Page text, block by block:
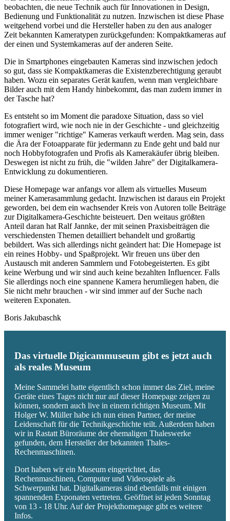
beobachten, die neue Technik auch für Innovationen in Design,
Bedienung und Funktionalität zu nutzen. Inzwischen ist diese Phase
weitgehend vorbei und die Hersteller haben zu den aus analoger
Zeit bekannten Kameratypen zurückgefunden: Kompaktkameras auf
der einen und Systemkameras auf der anderen Seite.
Die in Smartphones eingebauten Kameras sind inzwischen jedoch
so gut, dass sie Kompaktkameras die Existenzberechtigung geraubt
haben. Wozu ein separates Gerät kaufen, wenn man vergleichbare
Bilder auch mit dem Handy hinbekommt, das man zudem immer in
der Tasche hat?
Es entsteht so im Moment die paradoxe Situation, dass so viel
fotografiert wird, wie noch nie in der Geschichte - und gleichzeitig
immer weniger "richtige" Kameras verkauft werden. Mag sein, dass
die Ära der Fotoapparate für jedermann zu Ende geht und bald nur
noch Hobbyfotografen und Profis als Kamerakäufer übrig bleiben.
Deswegen ist nicht zu früh, die "wilden Jahre" der Digitalkamera-
Entwicklung zu dokumentieren.
Diese Homepage war anfangs vor allem als virtuelles Museum
meiner Kamerasammlung gedacht. Inzwischen ist daraus ein Projekt
geworden, bei dem ein wachsender Kreis von Autoren tolle Beiträge
zur Digitalkamera-Geschichte beisteuert. Den weitaus größten
Anteil daran hat Ralf Jannke, der mit seinen Praxisbeiträgen die
verschiedensten Themen detailliert behandelt und großartig
bebildert. Was sich allerdings nicht geändert hat: Die Homepage ist
ein reines Hobby- und Spaßprojekt. Wir freuen uns über den
Austausch mit anderen Sammlern und Fotobegeisterten. Es gibt
keine Werbung und wir sind auch keine bezahlten Influencer. Falls
Sie allerdings noch eine spannene Kamera herumliegen haben, die
Sie nicht mehr brauchen - wir sind immer auf der Suche nach
weiteren Exponaten.
Boris Jakubaschk
Das virtuelle Digicammuseum gibt es jetzt auch
als reales Museum
Meine Sammelei hatte eigentlich schon immer das Ziel, meine
Geräte eines Tages nicht nur auf dieser Homepage zeigen zu
können, sondern auch live in einem richtigen Museum. Mit
Holger W. Müller habe ich nun einen Partner, der meine
Leidenschaft für die Technikgeschichte teilt. Außerdem haben
wir in Rastatt Büroräume der ehemaligen Thaleswerke
gefunden, dem Hersteller der bekannten Thales-
Rechenmaschinen.
Dort haben wir ein Museum eingerichtet, das
Rechenmaschinen, Computer und Videospiele als
Schwerpunkt hat. Digitalkameras sind ebenfalls mit einigen
spannenden Exponaten vertreten. Geöffnet ist jeden Sonntag
von 13 - 18 Uhr. Auf der Projekthomepage gibt es weitere
Infos.